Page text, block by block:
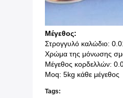
Μέγεθος:
Στρογγυλό καλώδιο:
Χρώμα της μόνωσης
Μέγεθος κορδελλών:
Moq: 5kg κάθε μέγεθος
Tags: